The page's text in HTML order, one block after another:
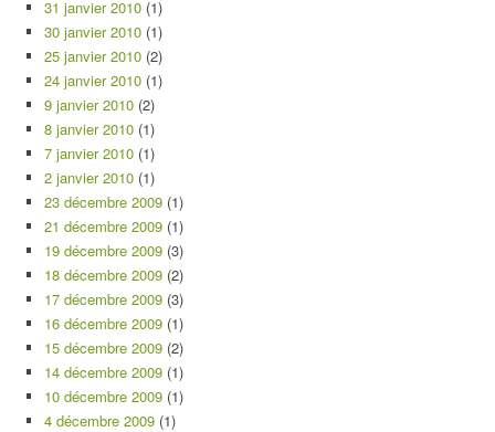
31 janvier 2010 (1)
30 janvier 2010 (1)
25 janvier 2010 (2)
24 janvier 2010 (1)
9 janvier 2010 (2)
8 janvier 2010 (1)
7 janvier 2010 (1)
2 janvier 2010 (1)
23 décembre 2009 (1)
21 décembre 2009 (1)
19 décembre 2009 (3)
18 décembre 2009 (2)
17 décembre 2009 (3)
16 décembre 2009 (1)
15 décembre 2009 (2)
14 décembre 2009 (1)
10 décembre 2009 (1)
4 décembre 2009 (1)